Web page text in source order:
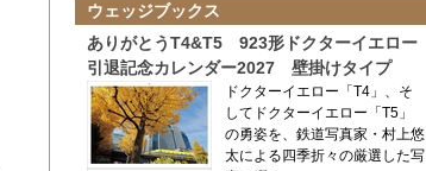
ウェッジブックス
ありがとうT4&T5 923形ドクターイエロー
引退記念カレンダー2027 壁掛けタイプ
ドクターイエロー「T4」、そ
してドクターイエロー「T5」
の勇姿を、鉄道写真家・村上悠
太による四季折々の厳選した写